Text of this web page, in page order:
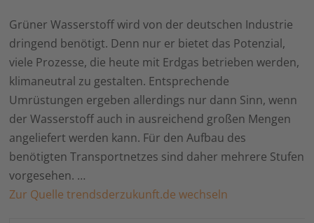
Grüner Wasserstoff wird von der deutschen Industrie
dringend benötigt. Denn nur er bietet das Potenzial,
viele Prozesse, die heute mit Erdgas betrieben werden,
klimaneutral zu gestalten. Entsprechende
Umrüstungen ergeben allerdings nur dann Sinn, wenn
der Wasserstoff auch in ausreichend großen Mengen
angeliefert werden kann. Für den Aufbau des
benötigten Transportnetzes sind daher mehrere Stufen
vorgesehen. …
Zur Quelle trendsderzukunft.de wechseln